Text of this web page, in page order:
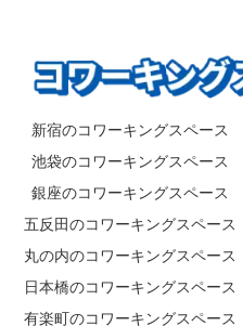
新宿のコワーキングスペース
池袋のコワーキングスペース
銀座のコワーキングスペース
五反田のコワーキングスペース
丸の内のコワーキングスペース
日本橋のコワーキングスペース
有楽町のコワーキングスペース